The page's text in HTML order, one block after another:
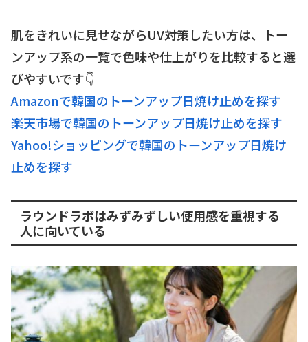
肌をきれいに見せながらUV対策したい方は、トー
ンアップ系の一覧で色味や仕上がりを比較すると選
びやすいです👇
Amazonで韓国のトーンアップ日焼け止めを探す
楽天市場で韓国のトーンアップ日焼け止めを探す
Yahoo!ショッピングで韓国のトーンアップ日焼け
止めを探す
ラウンドラボはみずみずしい使用感を重視する
人に向いている